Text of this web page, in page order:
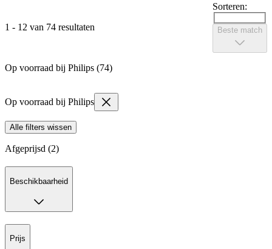
1 - 12 van 74 resultaten
Sorteren:
Beste match
Op voorraad bij Philips (74)
Op voorraad bij Philips
Alle filters wissen
Afgeprijsd (2)
Beschikbaarheid
Prijs